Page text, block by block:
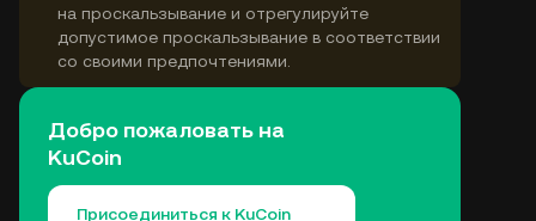
на проскальзывание и отрегулируйте
допустимое проскальзывание в соответствии
со своими предпочтениями.
Добро пожаловать на
KuCoin
Присоединиться к KuCoin